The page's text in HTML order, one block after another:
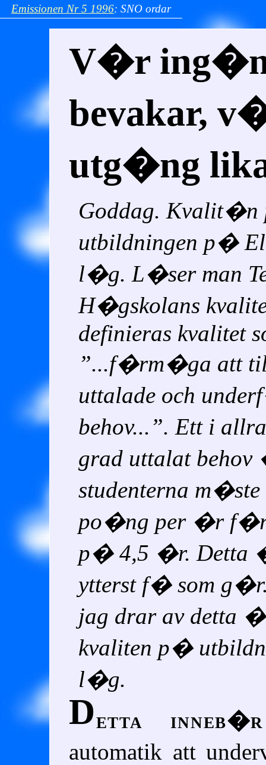
Emissionen Nr 5 1996:SNO ordar
V�r
bevakar,
utg�ng
Goddag.
utbildningen p�
l�g. L�ser man
H�gskolans
definieras kvalitet
...f�rm�ga att
uttalade och
behov...
. Ett i
grad uttalat
studenterna
po�ng per �r
p� 4,5 �r. Detta
ytterst f� som g�r.
jag drar av detta
kvaliten p�
l�g.
Detta inneb�r
automatik att